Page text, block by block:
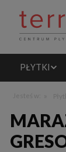
PŁYTKI